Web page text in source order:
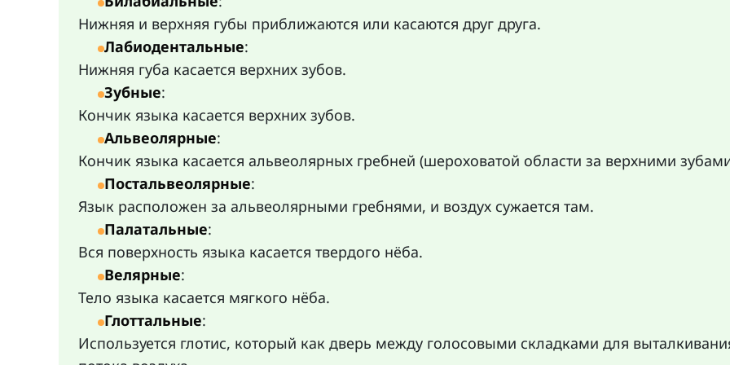
Нижняя и верхняя губы приближаются или касаются друг друга.
Лабиодентальные:
Нижняя губа касается верхних зубов.
Зубные:
Кончик языка касается верхних зубов.
Альвеолярные:
Кончик языка касается альвеолярных гребней (шероховатой области за верхними
Постальвеолярные:
Язык расположен за альвеолярными гребнями, и воздух сужается там.
Палатальные:
Вся поверхность языка касается твердого нёба.
Велярные:
Тело языка касается мягкого нёба.
Глоттальные:
Используется глотис, который как дверь между голосовыми складками для